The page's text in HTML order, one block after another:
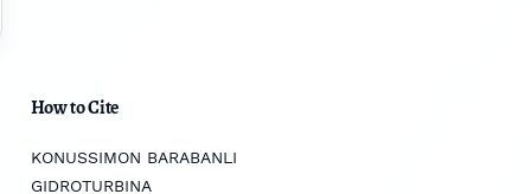
How to Cite
KONUSSIMON BARABANLI
GIDROTURBINA